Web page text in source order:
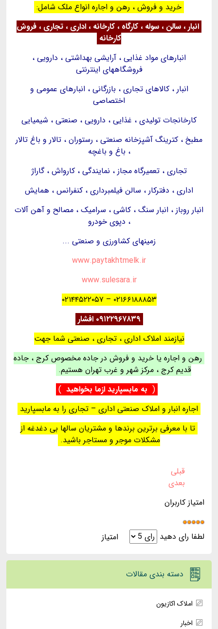
خرید و فروش ، رهن و اجاره انواع ملک شامل:
انبار ، سالن ، سوله ، کارگاه ، کارخانه ، اداری ، تجاری ، فروش
کارخانه
انبارهای مواد غذایی ، آرایشی بهداشتی ، دارویی ،
فروشگاههای اینترنتی
انبار ، کالاهای تجاری ، بازرگانی ، انبارهای عمومی و
اختصاصی
کارخانجات تولیدی ، غذایی ، دارویی ، صنعتی ، شیمیایی
مطبخ ، کترینگ آشپزخانه صنعتی ، رستوران ، تالار و باغ تالار
، باغ و باغچه
تجاری ، تعمیرگاه مجاز ، نمایندگی ، کارواش ، گاراژ
اداری ، دفترکار ، سالن فیلمبرداری ، کنفرانس ، همایش
انبار روباز ، انبار سنگ ، کاشی ، سرامیک ، مصالح و آهن آلات
، دپوی خودرو
زمینهای کشاورزی و صنعتی ...
www.paytakhtmelk.ir
www.sulesara.ir
۰۲۱۶۶۱۸۸۸۵۳ – ۰۲۱۴۴۵۲۲۰۵۷
۰۹۱۲۲۹۶۷۸۳۹ افشار
نیازمند املاک اداری ، تجاری ، صنعتی شما جهت
رهن و اجاره یا خرید و فروش در جاده مخصوص کرج ، جاده
قدیم کرج ، مرکز شهر و غرب تهران هستیم.
( به مابسپارید ازما بخواهید )
اجاره انبار و املاک صنعتی اداری – تجاری را به مابسپارید
تا با معرفی برترین برندها و مشتریان سالها بی دغدغه از
مشکلات موجر و مستاجر باشید.
قبلی
بعدی
امتیاز کاربران
لطفا رای دهید
دسته بندی مقالات
املاک اکازیون
اخبار